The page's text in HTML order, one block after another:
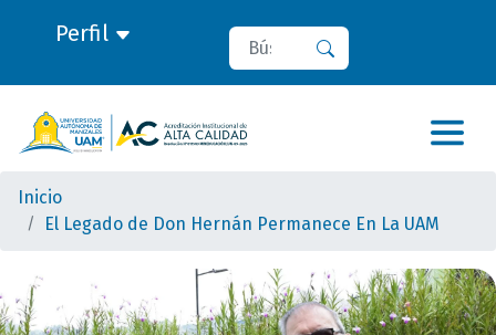
Perfil Buscar
Inicio
El Legado de Don Hernán Permanece En La UAM